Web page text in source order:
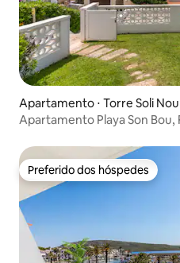
Apartamento ⋅ Torre Soli Nou
Apartamento Playa Son Bou,
Preferido dos hóspedes
Preferido dos hóspedes